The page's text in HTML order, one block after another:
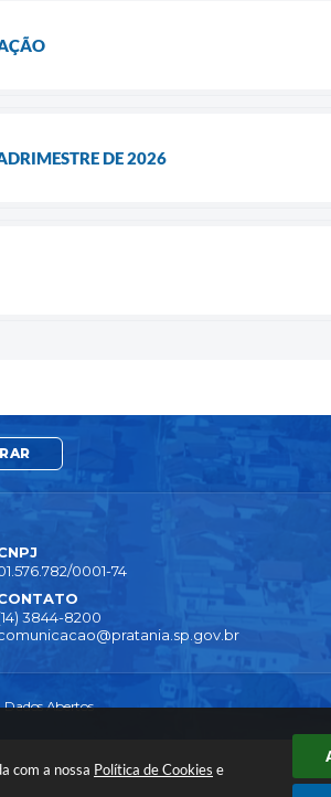
com a nossa Política de Cookies e
DE 2026
3844-8200
0001-74
Dados Abertos